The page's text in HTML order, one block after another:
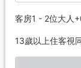
客房1 - 2位大人
13歲以上住客視